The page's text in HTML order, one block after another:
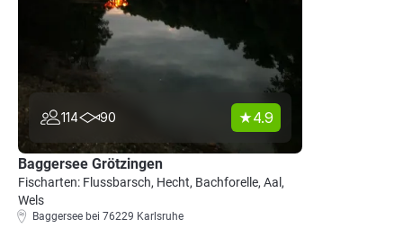
114 90 4.9
Baggersee Grötzingen
Fischarten: Flussbarsch, Hecht, Bachforelle, Aal,
Wels
Baggersee bei 76229 Karlsruhe